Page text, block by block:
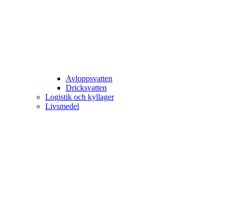
Avloppsvatten
Dricksvatten
Logistik och kyllager
Livsmedel